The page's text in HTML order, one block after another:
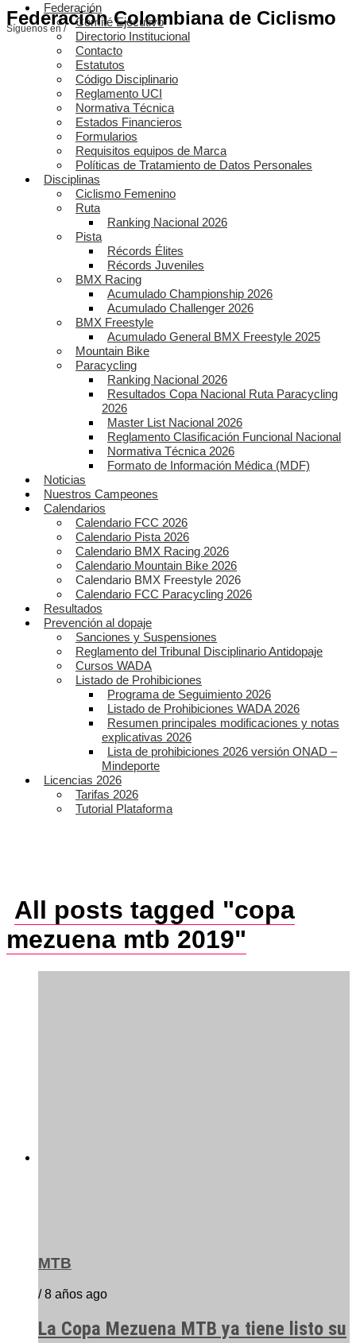
Federación Colombiana de Ciclismo
Síguenos en /
Federación
Comité Ejecutivo
Directorio Institucional
Contacto
Estatutos
Código Disciplinario
Reglamento UCI
Normativa Técnica
Estados Financieros
Formularios
Requisitos equipos de Marca
Políticas de Tratamiento de Datos Personales
Disciplinas
Ciclismo Femenino
Ruta
Ranking Nacional 2026
Pista
Récords Élites
Récords Juveniles
BMX Racing
Acumulado Championship 2026
Acumulado Challenger 2026
BMX Freestyle
Acumulado General BMX Freestyle 2025
Mountain Bike
Paracycling
Ranking Nacional 2026
Resultados Copa Nacional Ruta Paracycling
2026
Master List Nacional 2026
Reglamento Clasificación Funcional Nacional
Normativa Técnica 2026
Formato de Información Médica (MDF)
Noticias
Nuestros Campeones
Calendarios
Calendario FCC 2026
Calendario Pista 2026
Calendario BMX Racing 2026
Calendario Mountain Bike 2026
Calendario BMX Freestyle 2026
Calendario FCC Paracycling 2026
Resultados
Prevención al dopaje
Sanciones y Suspensiones
Reglamento del Tribunal Disciplinario Antidopaje
Cursos WADA
Listado de Prohibiciones
Programa de Seguimiento 2026
Listado de Prohibiciones WADA 2026
Resumen principales modificaciones y notas
explicativas 2026
Lista de prohibiciones 2026 versión ONAD –
Mindeporte
Licencias 2026
Tarifas 2026
Tutorial Plataforma
All posts tagged "copa
mezuena mtb 2019"
MTB
/ 8 años ago
La Copa Mezuena MTB ya tiene listo su